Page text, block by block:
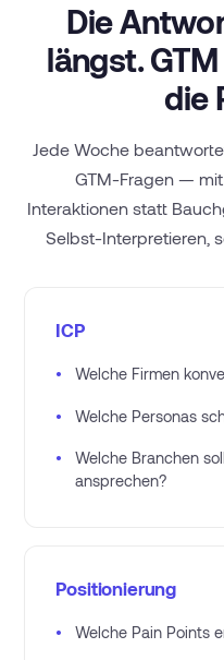
Die
längst.
die
Jede Woche
GTM-Fragen —
Interaktionen statt
Selbst-Interpretieren,
ICP
• Welche Firmen
• Welche Personas
•
Welche Branchen
ansprechen?
Positionierung
• Welche Pain Points